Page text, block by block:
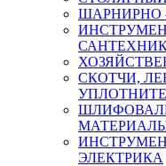
ШАРНИРНО
СКОТЧИ,
ЭЛЕКТРИКА